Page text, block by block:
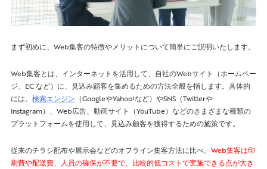
まず初めに、Web集客の特徴やメリットについて簡単にご説明いたします。
Web集客とは、インターネットを活用して、自社のWebサイト（ホームペー
ジ、EC など）に、見込み顧客を集めるための方法全般を指します。具体的
には、 検索エンジン （GoogleやYahoo!など）やSNS（Twitterや
Instagram）、Web広告、動画サイト（YouTube）などのさまざまな種類の
プラットフォームを使用して、見込み顧客を獲得するための施策です。
従来のチラシ配布や展示会などのオフライン集客方法に比べ、 Web集客は印
刷費や配送費、人員の確保が不要で、比較的低コストで実施できる点が大き